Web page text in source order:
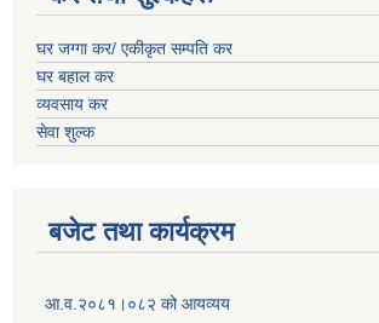
घर जग्गा कर/ एकीकृत सम्पति कर
घर बहाल कर
व्यवसाय कर
सेवा शुल्क
बजेट तथा कार्यक्रम
आ.व.२०८१।०८२ को आयव्यय